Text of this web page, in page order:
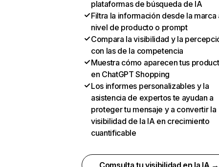
plataformas de búsqueda de IA
Filtra la información desde la marca
nivel de producto o prompt
Compara la visibilidad y la
con las de la competencia
Muestra cómo aparecen tus
en ChatGPT Shopping
Los informes personalizables y la
asistencia de expertos te ayudan a
proteger tu mensaje y a convertir la
visibilidad de la IA en crecimiento
cuantificable
Comsulta tu visibilidad en la IA →